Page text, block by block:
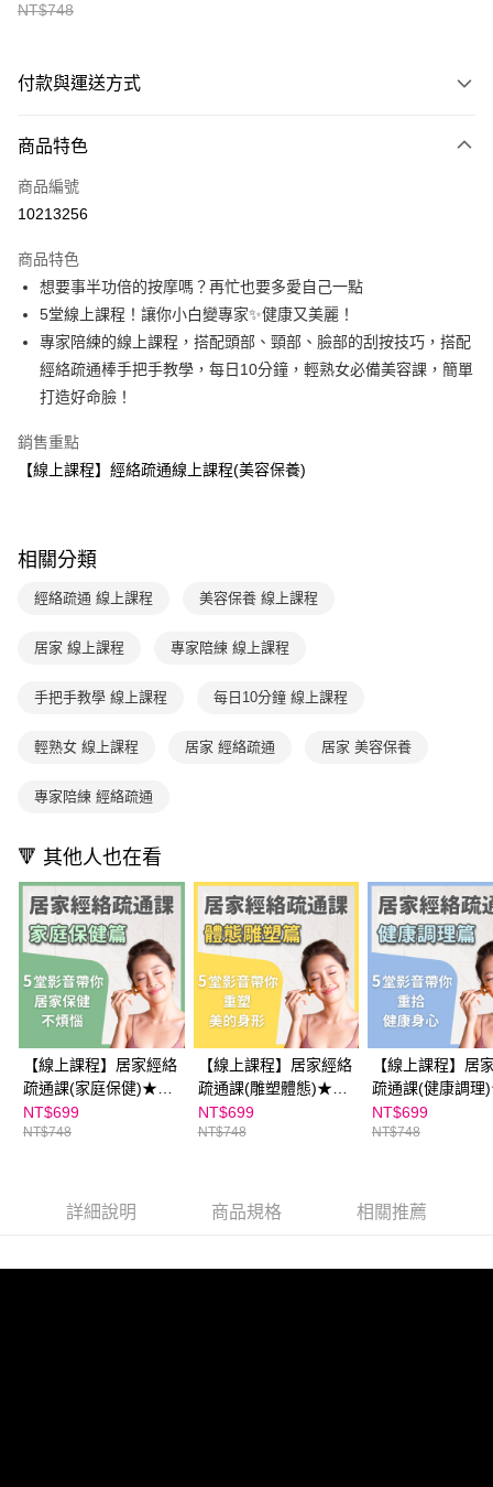
NT$748
付款與運送方式
信用卡一次付款
ATM付款
運送方式
數位發送
免運費
商品特色
商品編號
10213256
商品特色
想要事半功倍的按摩嗎？再忙也要多愛自己一點
5堂線上課程！讓你小白變專家✨健康又美麗！
專家陪練的線上課程，搭配頭部、頸部、臉部的刮按技巧，搭配
經絡疏通棒手把手教學，每日10分鐘，輕熟女必備美容課，簡單
打造好命臉！
銷售重點
【線上課程】經絡疏通線上課程(美容保養)
相關分類
經絡疏通 線上課程 美容保養 線上課程
居家 線上課程 專家陪練 線上課程
手把手教學 線上課程 每日10分鐘 線上課程
輕熟女 線上課程 居家 經絡疏通 居家 美容保養
專家陪練 經絡疏通
🔻 其他人也在看
【線上課程】居家經絡
疏通課(家庭保健)★每
天10分鐘！家庭保健保
養一把罩
NT$699
NT$748
【線上課程】居家經絡
疏通課(雕塑體態)★女
性必備美容課、媽媽必
備健康課
NT$699
NT$748
【線上課程】居
疏通課(健康調
天10分鐘！釋放
半功倍
NT$699
NT$748
詳細說明 商品規格 相關推薦